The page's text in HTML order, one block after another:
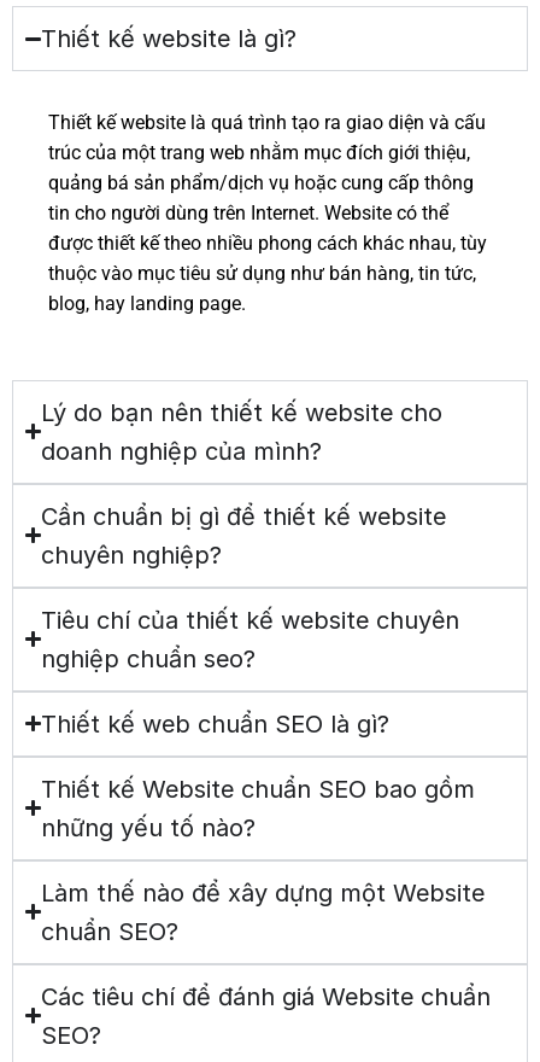
Thiết kế website là gì?
Thiết kế website là quá trình tạo ra giao diện và cấu
trúc của một trang web nhằm mục đích giới thiệu,
quảng bá sản phẩm/dịch vụ hoặc cung cấp thông
tin cho người dùng trên Internet. Website có thể
được thiết kế theo nhiều phong cách khác nhau, tùy
thuộc vào mục tiêu sử dụng như bán hàng, tin tức,
blog, hay landing page.
Lý do bạn nên thiết kế website cho
doanh nghiệp của mình?
Cần chuẩn bị gì để thiết kế website
chuyên nghiệp?
Tiêu chí của thiết kế website chuyên
nghiệp chuẩn seo?
Thiết kế web chuẩn SEO là gì?
Thiết kế Website chuẩn SEO bao gồm
những yếu tố nào?
Làm thế nào để xây dựng một Website
chuẩn SEO?
Các tiêu chí để đánh giá Website chuẩn
SEO?